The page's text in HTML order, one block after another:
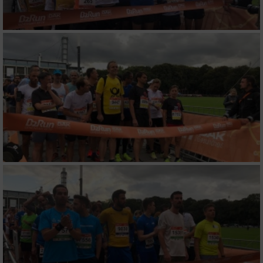
Verwendung genauer Standortdaten
Geräte anhand von aktiv angeforderten
Informationen identifizieren
Nicht-IAB-Verarbeitungszwecke:
Notwendig
Performance
Funktional
Werbung